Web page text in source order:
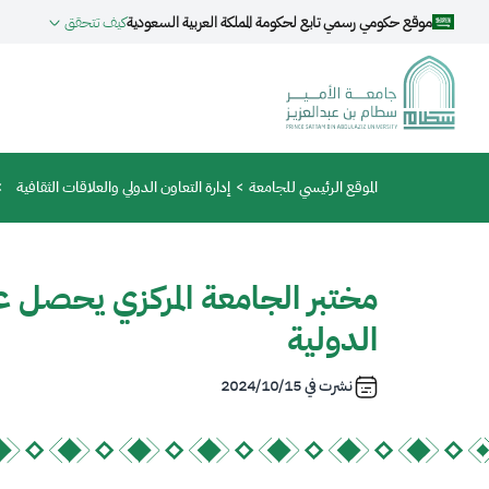
تجاوز إلى المحتوى الرئيسي
موقع حكومي رسمي تابع لحكومة المملكة العربية السعوديةكيف تتحقق
مسار التنقل
الموقع الرئيسي للجامعة إدارة التعاون الدولي والعلاقات الثقافية
مختبر الجامعة المركزي
الدولية
نشرت في2024/10/15